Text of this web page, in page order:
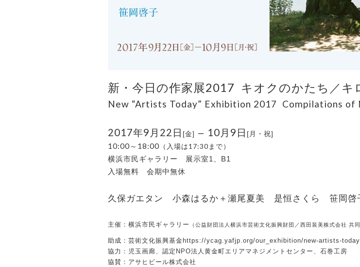
新・今日の作家展2017 キオクのかたち／キ
New “Artists Today” Exhibition 2017 Compilations of
2017年9 月 22 日 [金] – 10 月 9 日 [月・祝]
10:00～18:00 （入場は17:30 まで）
横浜市民ギャラリー 展示室1、B1
入場無料 会期中無休
久保ガエタン 小森はるか＋瀬尾夏美 是恒さくら 笹岡啓
主催：横浜市民ギャラリー （公益財団法人横浜市芸術文化振興財団／西田装美株式会社 共同
助成：芸術文化振興基金https://ycag.yafjp.org/our_exhibition/new-artists-
協力：児玉画廊、認定NPO法人黄金町エリアマネジメントセンター、石巻工房
協賛：アサヒビール株式会社